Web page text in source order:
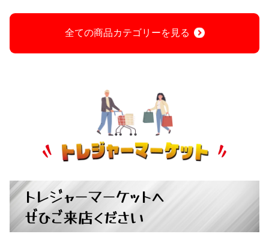
全ての商品カテゴリーを見る
トレジャーマーケットへ
ぜひご来店ください